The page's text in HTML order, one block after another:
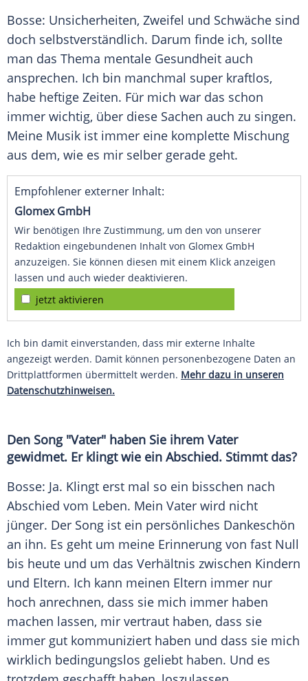
Bosse: Unsicherheiten, Zweifel und Schwäche sind
doch selbstverständlich. Darum finde ich, sollte
man das Thema mentale Gesundheit auch
ansprechen. Ich bin manchmal super kraftlos,
habe heftige Zeiten. Für mich war das schon
immer wichtig, über diese Sachen auch zu singen.
Meine Musik ist immer eine komplette Mischung
aus dem, wie es mir selber gerade geht.
Empfohlener externer Inhalt:
Glomex GmbH
Wir benötigen Ihre Zustimmung, um den von unserer
Redaktion eingebundenen Inhalt von Glomex GmbH
anzuzeigen. Sie können diesen mit einem Klick anzeigen
lassen und auch wieder deaktivieren.
jetzt aktivieren
Ich bin damit einverstanden, dass mir externe Inhalte
angezeigt werden. Damit können personenbezogene Daten an
Drittplattformen übermittelt werden. Mehr dazu in unseren
Datenschutzhinweisen.
Den Song "Vater" haben Sie ihrem Vater
gewidmet. Er klingt wie ein Abschied. Stimmt das?
Bosse: Ja. Klingt erst mal so ein bisschen nach
Abschied vom Leben. Mein Vater wird nicht
jünger. Der Song ist ein persönliches Dankeschön
an ihn. Es geht um meine Erinnerung von fast Null
bis heute und um das Verhältnis zwischen Kindern
und Eltern. Ich kann meinen Eltern immer nur
hoch anrechnen, dass sie mich immer haben
machen lassen, mir vertraut haben, dass sie
immer gut kommuniziert haben und dass sie mich
wirklich bedingungslos geliebt haben. Und es